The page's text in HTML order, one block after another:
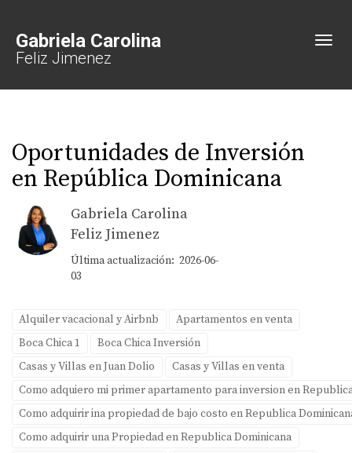
Gabriela Carolina
Feliz Jimenez
Oportunidades de Inversión
en República Dominicana
Gabriela Carolina
Feliz Jimenez
Última actualización: 2026-06-
03
Alquiler vacacional y Airbnb
Apartamentos en venta
Boca Chica 1
Boca Chica Inversión
Casas y Villas en Juan Dolio
Casas y Villas en venta
Como adquiero mi primer apartamento para inversion en
Como adquirir ina propiedad de bajo costo en Republica
Como adquirir una Propiedad en Republica Dominicana